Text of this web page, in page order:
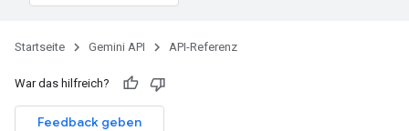
Startseite Gemini API API-Referenz
War das hilfreich?
Feedback geben